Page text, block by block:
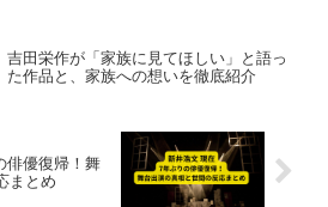
吉田栄作が「家族に見てほしい」と語っ
た作品と、家族への想いを徹底紹介
俳優復帰！舞
まとめ